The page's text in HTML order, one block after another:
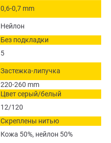
0,6-0,7 mm
Нейлон
Без подкладки
5
Застежка-липучка
220-260 mm
Цвет серый/белый
12/120
Скреплены нитью
Кожа 50%, нейлон 50%